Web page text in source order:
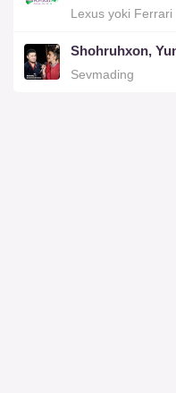
Lexus yoki Ferrari
Shohruhxon,
Sevmading